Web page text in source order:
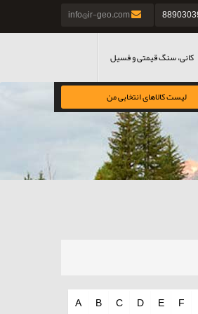
کانی، سنگ قیمتی و فسیل
لیست کالاهای انتخابی من
A B C D E F